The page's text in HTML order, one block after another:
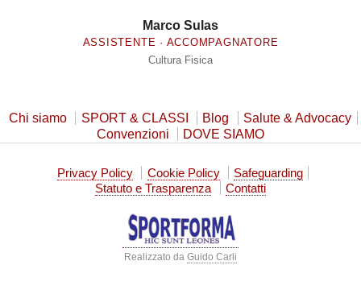
Marco Sulas
ASSISTENTE · ACCOMPAGNATORE
Cultura Fisica
Chi siamo SPORT & CLASSI Blog
Salute & Advocacy
Convenzioni
DOVE SIAMO
Privacy Policy Cookie Policy
Safeguarding
Statuto e Trasparenza
Contatti
Realizzato da Guido Carli